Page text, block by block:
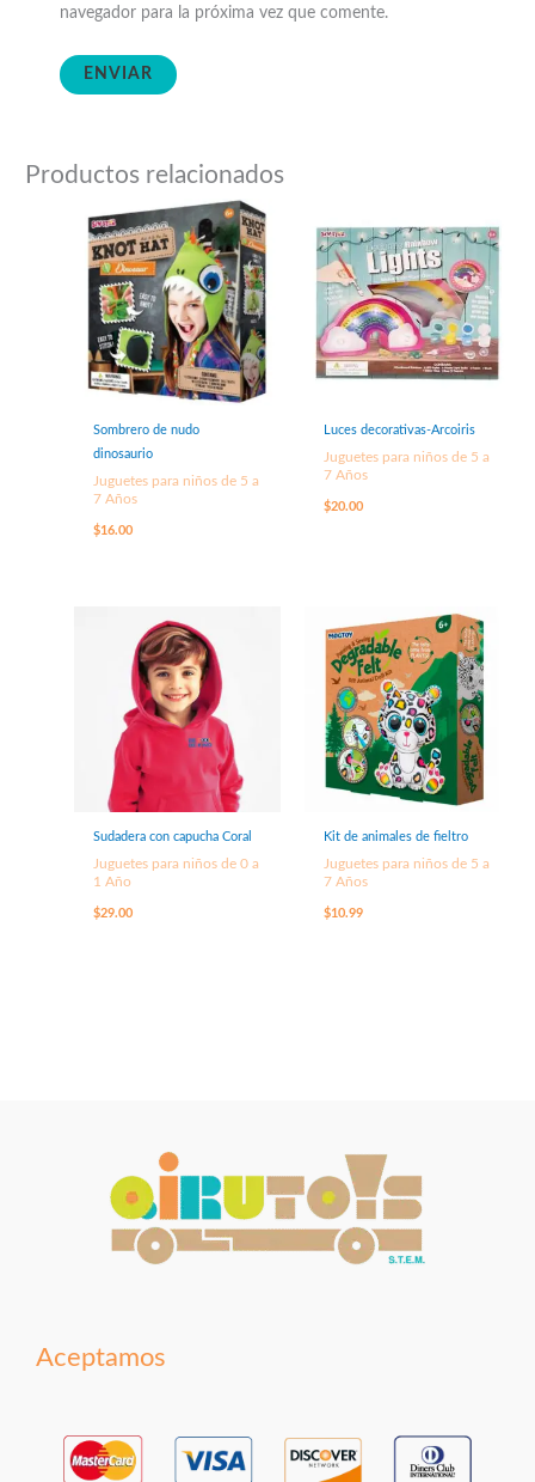
navegador para la próxima vez que comente.
Productos relacionados
Sombrero de nudo
dinosaurio
Juguetes para niños de 5 a
7 Años
$16.00
Luces decorativas-Arcoiris
Juguetes para niños de 5 a
7 Años
$20.00
Sudadera con capucha Coral
Juguetes para niños de 0 a
1 Año
$29.00
Kit de animales de fieltro
Juguetes para niños de 5 a
7 Años
$10.99
Aceptamos